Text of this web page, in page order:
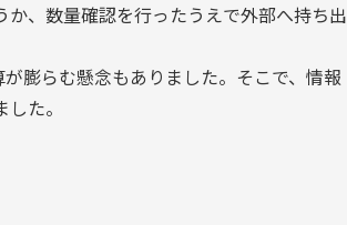
、数量確認を行ったうえで外部へ持ち出
膨らむ懸念もありました。そこで、情報
た。